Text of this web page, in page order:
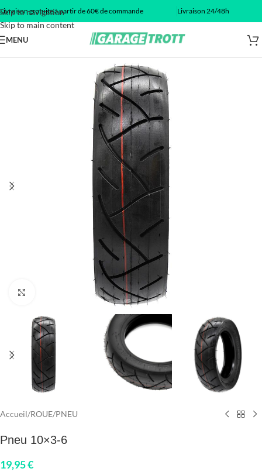
Skip to navigation
Skip to main content
Livraison gratuite à partir de 60€ de commande Livraison 24/48h
MENU
Accueil/ROUE/PNEU
Pneu 10×3-6
19,95€